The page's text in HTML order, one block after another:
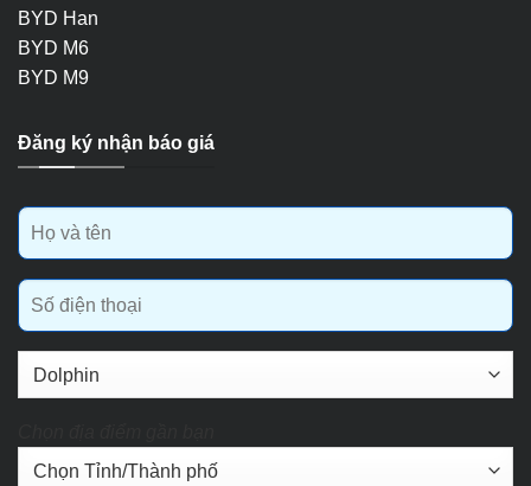
BYD Han
BYD M6
BYD M9
Đăng ký nhận báo giá